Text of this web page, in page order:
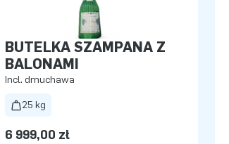
BUTELKA SZAMPANA Z
BALONAMI
Incl. dmuchawa
25 kg
6 999,00 zł